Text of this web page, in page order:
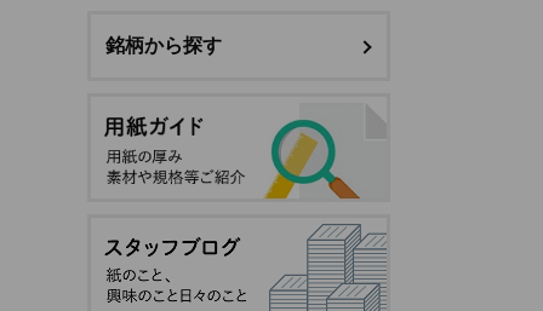
銘柄から探す